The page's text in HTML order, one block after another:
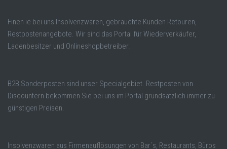
Finen ie bei uns Insolvenzwaren, gebrauchte Kunden Retouren,
Restpostenangebote. Wir sind das Portal für Wiederverkäufer,
Ladenbesitzer und Onlineshopbetreiber.
B2B Sonderposten sind unser Specialgebiet. Restposten von
Discountern bekommen Sie bei uns im Portal grundsätzlich immer zu
günstigen Preisen.
Insolvenzwaren aus Firmenauflösungen von Bar´s, Restaurants, Büros